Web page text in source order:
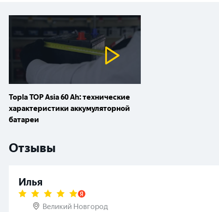
Topla TOP Asia 60 Ah: технические
характеристики аккумуляторной
батареи
Отзывы
Илья
Великий Новгород